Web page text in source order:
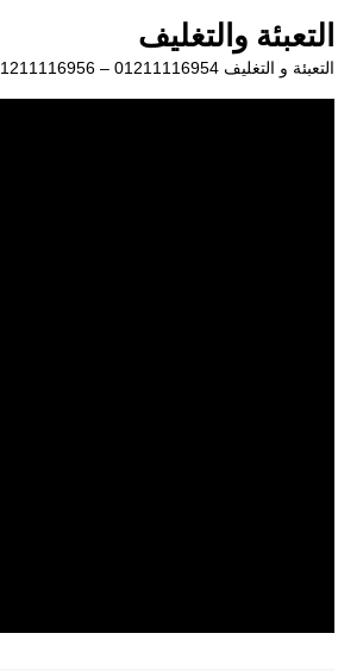
المحتوى
التعبئة والتغليف
التعبئة و التغليف 01211116954 – 01211116956 – 01211116958